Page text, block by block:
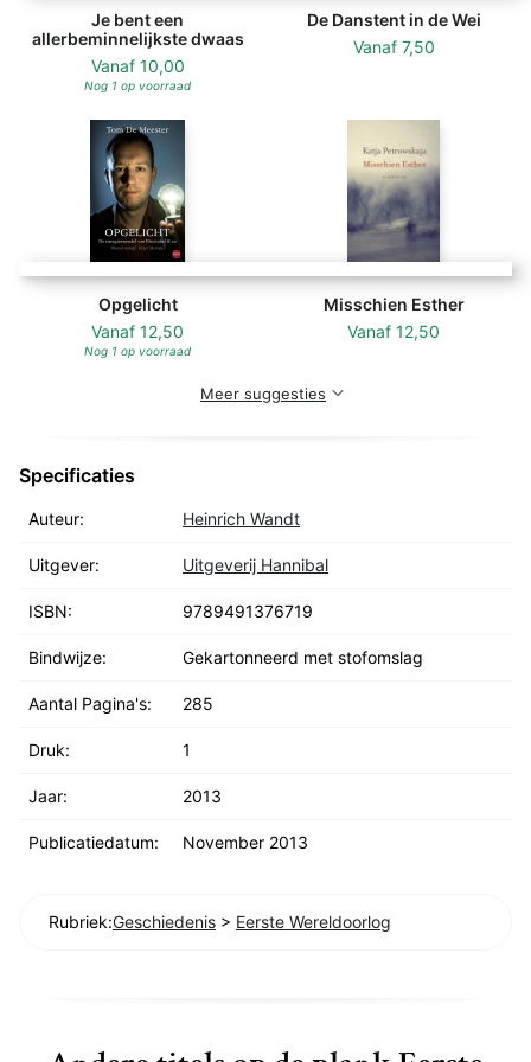
Je bent een
allerbeminnelijkste dwaas
Vanaf 10,00
Nog 1 op voorraad
De Danstent in de Wei
Vanaf 7,50
Opgelicht
Vanaf 12,50
Nog 1 op voorraad
Misschien Esther
Vanaf 12,50
Meer suggesties
Specificaties
Auteur: Heinrich Wandt
Uitgever: Uitgeverij Hannibal
ISBN: 9789491376719
Bindwijze: Gekartonneerd met stofomslag
Aantal Pagina's: 285
Druk: 1
Jaar: 2013
Publicatiedatum: November 2013
Rubriek:Geschiedenis > Eerste Wereldoorlog